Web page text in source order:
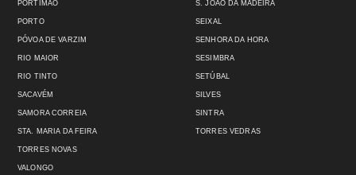
PORTIMÃO
PORTO
PÓVOA DE VARZIM
RIO MAIOR
RIO TINTO
SACAVÉM
SAMORA CORREIA
STA. MARIA DA FEIRA
S. JOÃO DA MADEIRA
SEIXAL
SENHORA DA HORA
SESIMBRA
SETÚBAL
SILVES
SINTRA
TORRES VEDRAS
TORRES NOVAS
VALONGO